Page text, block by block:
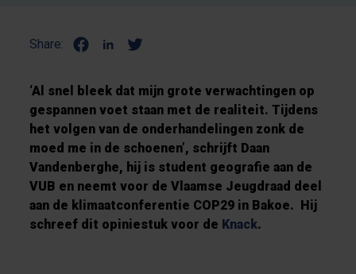
Share:
‘Al snel bleek dat mijn grote verwachtingen op
gespannen voet staan met de realiteit. Tijdens
het volgen van de onderhandelingen zonk de
moed me in de schoenen’, schrijft Daan
Vandenberghe, hij is student geografie aan de
VUB en neemt voor de Vlaamse Jeugdraad deel
aan de klimaatconferentie COP29 in Bakoe. Hij
schreef dit opiniestuk voor de Knack.